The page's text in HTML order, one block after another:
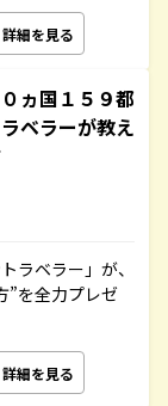
詳細を見る
ヵ国１５９都
ベラーが教え
ラベラー」が、
”を全力プレゼ
詳細を見る